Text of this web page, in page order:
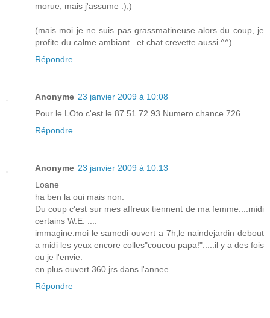
morue, mais j'assume :);)
(mais moi je ne suis pas grassmatineuse alors du coup, je
profite du calme ambiant...et chat crevette aussi ^^)
Répondre
Anonyme 23 janvier 2009 à 10:08
Pour le LOto c'est le 87 51 72 93 Numero chance 726
Répondre
Anonyme 23 janvier 2009 à 10:13
Loane
ha ben la oui mais non.
Du coup c'est sur mes affreux tiennent de ma femme....midi
certains W.E. ....
immagine:moi le samedi ouvert a 7h,le naindejardin debout
a midi les yeux encore colles"coucou papa!".....il y a des fois
ou je l'envie.
en plus ouvert 360 jrs dans l'annee...
Répondre